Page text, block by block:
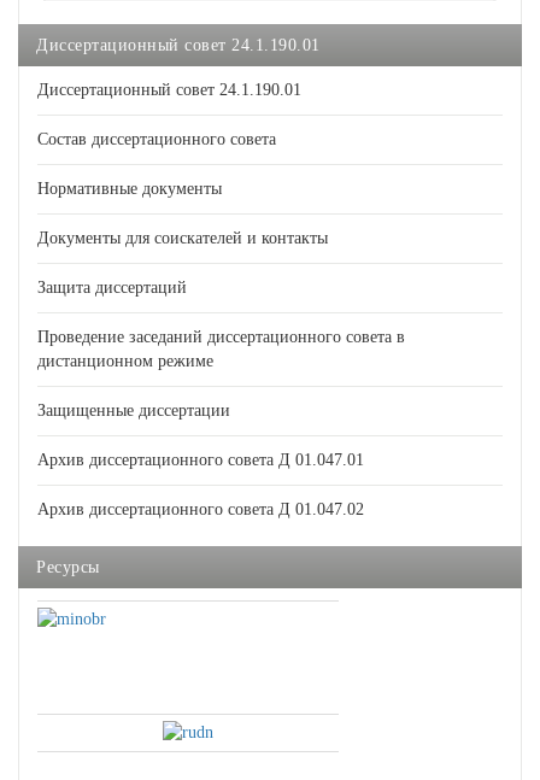
Диссертационный совет 24.1.190.01
Диссертационный совет 24.1.190.01
Состав диссертационного совета
Нормативные документы
Документы для соискателей и контакты
Защита диссертаций
Проведение заседаний диссертационного совета в
дистанционном режиме
Защищенные диссертации
Архив диссертационного совета Д 01.047.01
Архив диссертационного совета Д 01.047.02
Ресурсы